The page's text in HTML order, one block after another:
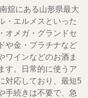
舘にある山形県最大
・エルメスといった
オメガ・グランドセ
や金・プラチナなど
ワインなどのお酒ま
す。日常的に使うア
対応しており、最短5
手続きは不要で、急